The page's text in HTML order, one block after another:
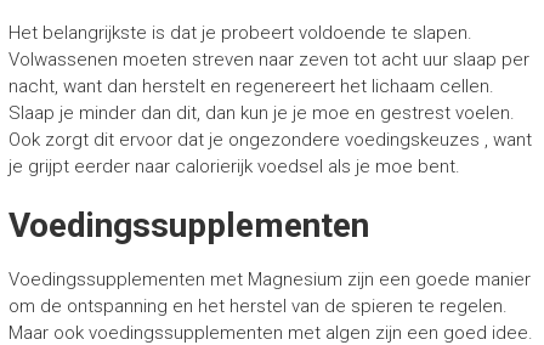
Het belangrijkste is dat je probeert voldoende te slapen.
Volwassenen moeten streven naar zeven tot acht uur slaap per
nacht, want dan herstelt en regenereert het lichaam cellen.
Slaap je minder dan dit, dan kun je je moe en gestrest voelen.
Ook zorgt dit ervoor dat je ongezondere voedingskeuzes , want
je grijpt eerder naar calorierijk voedsel als je moe bent.
Voedingssupplementen
Voedingssupplementen met Magnesium zijn een goede manier
om de ontspanning en het herstel van de spieren te regelen.
Maar ook voedingssupplementen met algen zijn een goed idee.